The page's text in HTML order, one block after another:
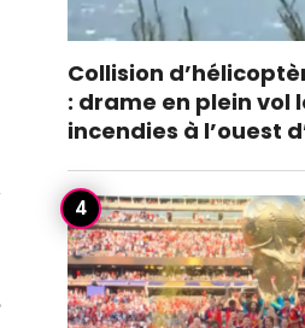
Collision
: drame en plein vol
incendies à l’ouest